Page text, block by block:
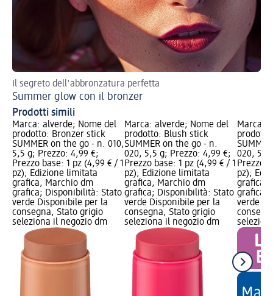
Il segreto dell'abbronzatura perfetta
Summer glow con il bronzer
Prodotti simili
Marca: alverde; Nome del
prodotto: Bronzer stick
SUMMER on the go - n. 010,
5,5 g; Prezzo: 4,99 €;
Prezzo base: 1 pz (4,99 € / 1
pz); Edizione limitata
grafica, Marchio dm
grafica; Disponibilità: Stato
verde Disponibile per la
consegna, Stato grigio
seleziona il negozio dm
Marca: alverde; Nome del
prodotto: Blush stick
SUMMER on the go - n.
020, 5,5 g; Prezzo: 4,99 €;
Prezzo base: 1 pz (4,99 € / 1
pz); Edizione limitata
grafica, Marchio dm
grafica; Disponibilità: Stato
verde Disponibile per la
consegna, Stato grigio
seleziona il negozio dm
Marca:
020, 5
Prezzo
pz);
grafica,
grafica;
verde